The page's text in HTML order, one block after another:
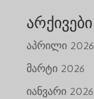
არქივები
აპრილი 2026
მარტი 2026
იანვარი 2026